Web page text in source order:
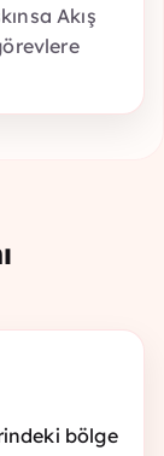
Akış
bölge